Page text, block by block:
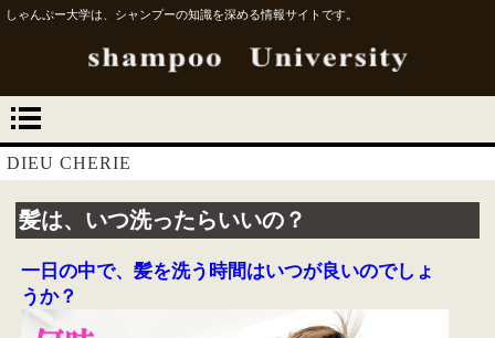
しゃんぷー大学は、シャンプーの知識を深める情報サイトです。
DIEU CHERIE
髪は、いつ洗ったらいいの？
一日の中で、髪を洗う時間はいつが良いのでしょ
うか？